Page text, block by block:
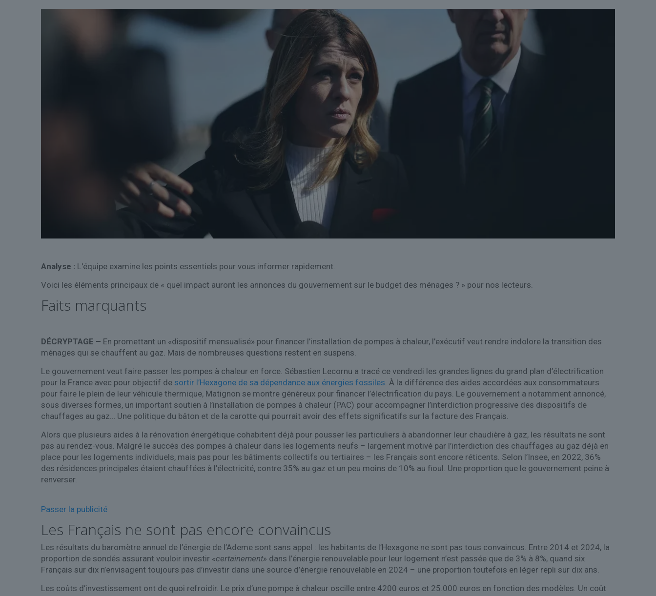
Analyse : L'équipe examine les points essentiels pour vous informer rapidement.
Voici les éléments principaux de « quel impact auront les annonces du gouvernement sur le budget des ménages ? » pour nos lecteurs.
Faits marquants
DÉCRYPTAGE – En promettant un «dispositif mensualisé» pour financer l’installation de pompes à chaleur, l’exécutif veut rendre indolore la transition des
ménages qui se chauffent au gaz. Mais de nombreuses questions restent en suspens.
Le gouvernement veut faire passer les pompes à chaleur en force. Sébastien Lecornu a tracé ce vendredi les grandes lignes du grand plan d’électrification
pour la France avec pour objectif de sortir l’Hexagone de sa dépendance aux énergies fossiles . À la différence des aides accordées aux consommateurs
pour faire le plein de leur véhicule thermique, Matignon se montre généreux pour financer l’électrification du pays. Le gouvernement a notamment annoncé,
sous diverses formes, un important soutien à l’installation de pompes à chaleur (PAC) pour accompagner l’interdiction progressive des dispositifs de
chauffages au gaz… Une politique du bâton et de la carotte qui pourrait avoir des effets significatifs sur la facture des Français.
Alors que plusieurs aides à la rénovation énergétique cohabitent déjà pour pousser les particuliers à abandonner leur chaudière à gaz, les résultats ne sont
pas au rendez-vous. Malgré le succès des pompes à chaleur dans les logements neufs – largement motivé par l’interdiction des chauffages au gaz déjà en
place pour les logements individuels, mais pas pour les bâtiments collectifs ou tertiaires – les Français sont encore réticents. Selon l’Insee, en 2022, 36%
des résidences principales étaient chauffées à l’électricité, contre 35% au gaz et un peu moins de 10% au fioul. Une proportion que le gouvernement peine à
renverser.
Passer la publicité
Les Français ne sont pas encore convaincus
Les résultats du baromètre annuel de l’énergie de l’Ademe sont sans appel : les habitants de l’Hexagone ne sont pas tous convaincus. Entre 2014 et 2024, la
proportion de sondés assurant vouloir investir «certainement» dans l’énergie renouvelable pour leur logement n’est passée que de 3% à 8%, quand six
Français sur dix n’envisagent toujours pas d’investir dans une source d’énergie renouvelable en 2024 – une proportion toutefois en léger repli sur dix ans.
Les coûts d’investissement ont de quoi refroidir. Le prix d’une pompe à chaleur oscille entre 4200 euros et 25.000 euros en fonction des modèles. Un coût